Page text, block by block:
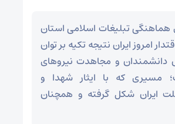
تبلیغات اسلامی استان
امروز ایران نتیجه تکیه بر توان
دانشمندان و مجاهدت نیروهای
مسیری که با ایثار شهدا و
ایران شکل گرفته و همچنان